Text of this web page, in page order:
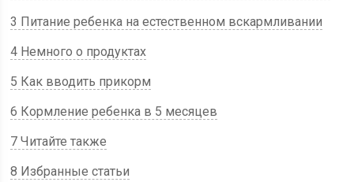
3 Питание ребенка на естественном вскармливании
4 Немного о продуктах
5 Как вводить прикорм
6 Кормление ребенка в 5 месяцев
7 Читайте также
8 Избранные статьи